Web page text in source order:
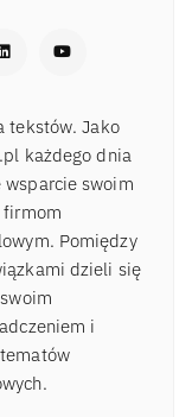
tekstów. Jako
każdego dnia
wsparcie swoim
firmom
Pomiędzy
dzieli się
i